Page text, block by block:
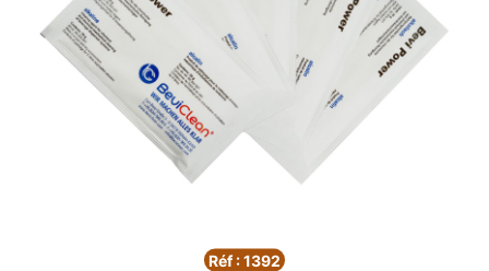
Réf : 1392